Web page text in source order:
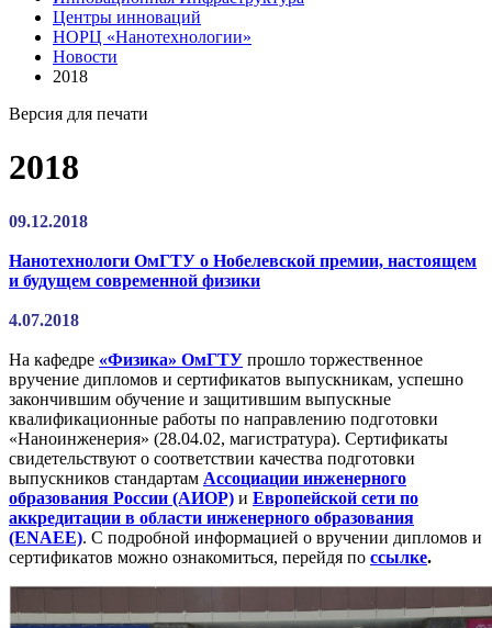
Центры инноваций
НОРЦ «Нанотехнологии»
Новости
2018
Версия для печати
2018
09.12.2018
Нанотехнологи ОмГТУ о Нобелевской премии, настоящем
и будущем современной физики
4.07.2018
На кафедре «Физика» ОмГТУ прошло торжественное
вручение дипломов и сертификатов выпускникам, успешно
закончившим обучение и защитившим выпускные
квалификационные работы по направлению подготовки
«Наноинженерия» (28.04.02, магистратура). Сертификаты
свидетельствуют о соответствии качества подготовки
выпускников стандартам Ассоциации инженерного
образования России (АИОР) и Европейской сети по
аккредитации в области инженерного образования
(ENAEE). С подробной информацией о вручении дипломов и
сертификатов можно ознакомиться, перейдя по ссылке.